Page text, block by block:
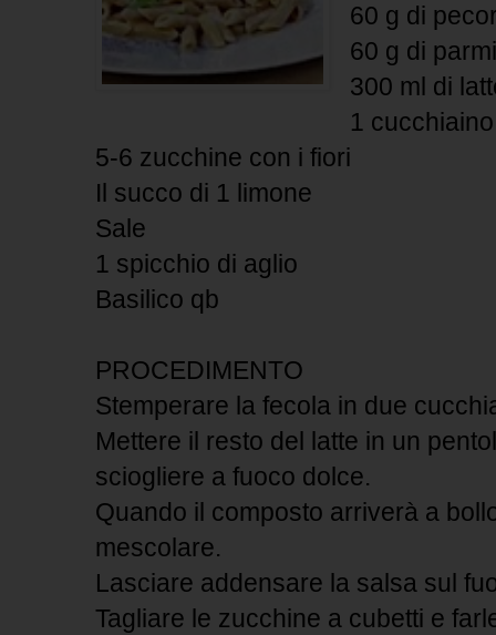
60 g di
60 g di
300 ml di
1
5-6 zucchine con i fiori
Il succo di 1 limone
Sale
1 spicchio di aglio
Basilico qb
PROCEDIMENTO
Stemperare la fecola in due
Mettere il resto del latte in un
sciogliere a fuoco dolce.
Quando il composto arriverà a
mescolare.
Lasciare addensare la salsa sul
Tagliare le zucchine a cubetti e